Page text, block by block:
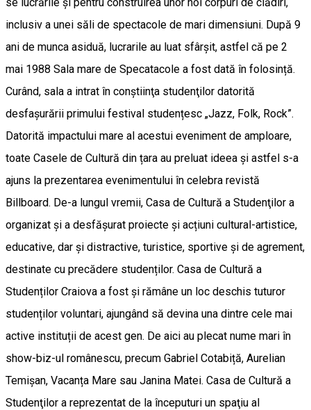
inclusiv a unei săli de spectacole de mari dimensiuni. După 9
ani de munca asiduă, lucrarile au luat sfârșit, astfel că pe 2
mai 1988 Sala mare de Specatacole a fost dată în folosință.
Curând, sala a intrat în conştiinţa studenţilor datorită
desfașurării primului festival studențesc „Jazz, Folk, Rock”.
Datorită impactului mare al acestui eveniment de amploare,
toate Casele de Cultură din țara au preluat ideea și astfel s-a
ajuns la prezentarea evenimentului în celebra revistă
Billboard. De-a lungul vremii, Casa de Cultură a Studenţilor a
organizat și a desfășurat proiecte și acțiuni cultural-artistice,
educative, dar şi distractive, turistice, sportive şi de agrement,
destinate cu precădere studenților. Casa de Cultură a
Studenților Craiova a fost și rămâne un loc deschis tuturor
studenților voluntari, ajungând să devina una dintre cele mai
active instituții de acest gen. De aici au plecat nume mari în
show-biz-ul românescu, precum Gabriel Cotabiță, Aurelian
Temișan, Vacanța Mare sau Janina Matei. Casa de Cultură a
Studenţilor a reprezentat de la începuturi un spaţiu al